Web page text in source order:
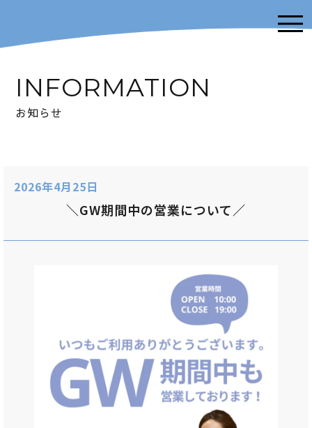
INFORMATION
お知らせ
2026年4月25日
＼GW期間中の営業について／